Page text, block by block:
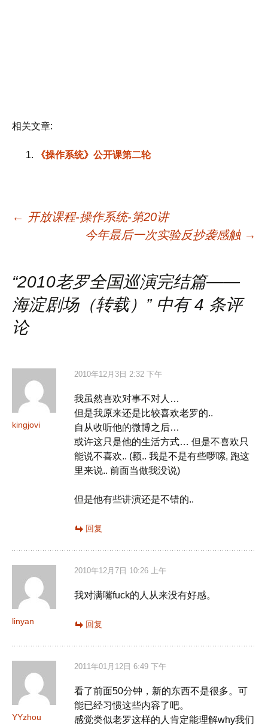
相关文章:
《操作系统》公开课第二轮
文
导
航
← 开放课程-操作系统-第20讲
今年最后一次实验反抄袭感触 →
“2010老罗全国巡演完结篇——
海淀剧场（转载） ” 中有 4 条评
论
kingjovi
2010年12月3日 2:32 下午
我虽然喜欢对事不对人…
但是我原来还是比较喜欢老罗的..
自从收听他的微博之后…
或许这只是他的生活方式… 但是不喜欢只
能说不喜欢.. (额.. 我是不是有些啰嗦, 跑这
里来说.. 前面当做我没说)
但是他有些讲演还是不错的..
回复
linyan
2010年12月7日 10:26 上午
我对满嘴fuck的人从来没有好感。
回复
YYzhou
2011年01月12日 6:49 下午
看了前面50分钟，新的东西不是很多。可
能已经习惯这些内容了吧。
感觉类似老罗这样的人肯定能理解why我们